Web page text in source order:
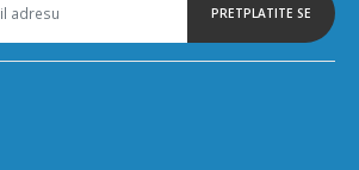
PRETPLATITE SE